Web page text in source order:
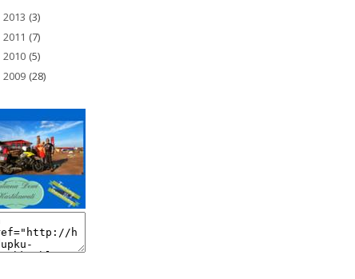
2013 (3)
2011 (7)
2010 (5)
2009 (28)